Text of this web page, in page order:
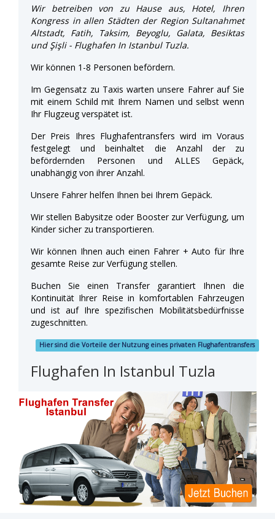
Wir betreiben von zu Hause aus, Hotel, Ihren
Kongress in allen Städten der Region Sultanahmet
Altstadt, Fatih, Taksim, Beyoglu, Galata, Besiktas
und Şişli - Flughafen In Istanbul Tuzla.
Wir können 1-8 Personen befördern.
Im Gegensatz zu Taxis warten unsere Fahrer auf Sie
mit einem Schild mit Ihrem Namen und selbst wenn
Ihr Flugzeug verspätet ist.
Der Preis Ihres Flughafentransfers wird im Voraus
festgelegt und beinhaltet die Anzahl der zu
befördernden Personen und ALLES Gepäck,
unabhängig von ihrer Anzahl.
Unsere Fahrer helfen Ihnen bei Ihrem Gepäck.
Wir stellen Babysitze oder Booster zur Verfügung, um
Kinder sicher zu transportieren.
Wir können Ihnen auch einen Fahrer + Auto für Ihre
gesamte Reise zur Verfügung stellen.
Buchen Sie einen Transfer garantiert Ihnen die
Kontinuität Ihrer Reise in komfortablen Fahrzeugen
und ist auf Ihre spezifischen Mobilitätsbedürfnisse
zugeschnitten.
Hier sind die Vorteile der Nutzung eines privaten Flughafentransfers
Flughafen In Istanbul Tuzla